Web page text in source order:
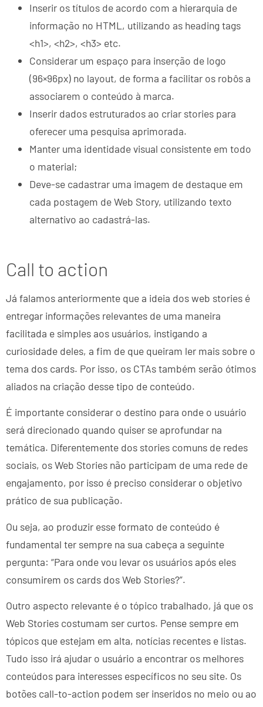
Inserir os títulos de acordo com a hierarquia de
informação no HTML, utilizando as heading tags
<h1>, <h2>, <h3> etc.
Considerar um espaço para inserção de logo
(96×96px) no layout, de forma a facilitar os robôs a
associarem o conteúdo à marca.
Inserir dados estruturados ao criar stories para
oferecer uma pesquisa aprimorada.
Manter uma identidade visual consistente em todo
o material;
Deve-se cadastrar uma imagem de destaque em
cada postagem de Web Story, utilizando texto
alternativo ao cadastrá-las.
Call to action
Já falamos anteriormente que a ideia dos web stories é
entregar informações relevantes de uma maneira
facilitada e simples aos usuários, instigando a
curiosidade deles, a fim de que queiram ler mais sobre o
tema dos cards. Por isso, os CTAs também serão ótimos
aliados na criação desse tipo de conteúdo.
É importante considerar o destino para onde o usuário
será direcionado quando quiser se aprofundar na
temática. Diferentemente dos stories comuns de redes
sociais, os Web Stories não participam de uma rede de
engajamento, por isso é preciso considerar o objetivo
prático de sua publicação.
Ou seja, ao produzir esse formato de conteúdo é
fundamental ter sempre na sua cabeça a seguinte
pergunta: “Para onde vou levar os usuários após eles
consumirem os cards dos Web Stories?”.
Outro aspecto relevante é o tópico trabalhado, já que os
Web Stories costumam ser curtos. Pense sempre em
tópicos que estejam em alta, notícias recentes e listas.
Tudo isso irá ajudar o usuário a encontrar os melhores
conteúdos para interesses específicos no seu site. Os
botões call-to-action podem ser inseridos no meio ou ao